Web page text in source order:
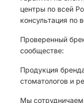
центры по всей
консультация по
Проверенный
сообществе:
Продукция
стоматологов и
Мы сотрудничаем